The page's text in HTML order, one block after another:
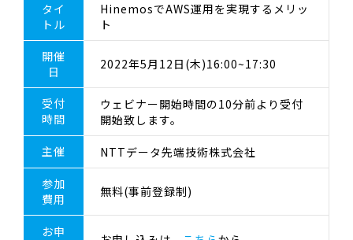
タイ
トル
HinemosでAWS運用を実現するメリッ
ト
開催
日
2022年5月12日(木)16:00~17:30
受付
時間
ウェビナー開始時間の10分前より受付
開始致します。
主催
NTTデータ先端技術株式会社
参加
費用
無料(事前登録制)
お申